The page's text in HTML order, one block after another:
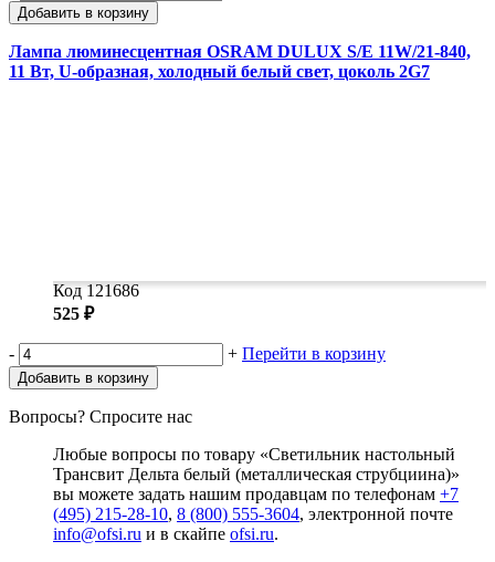
Добавить в корзину
Лампа люминесцентная OSRAM DULUX S/E 11W/21-840,
11 Вт, U-образная, холодный белый свет, цоколь 2G7
Код 121686
525 ₽
- + Перейти в корзину
Добавить в корзину
Вопросы? Спросите нас
Любые вопросы по товару «Светильник настольный
Трансвит Дельта белый (металлическая струбциина)»
вы можете задать нашим продавцам по телефонам +7
(495) 215-28-10, 8 (800) 555-3604, электронной почте
info@ofsi.ru и в скайпе ofsi.ru.